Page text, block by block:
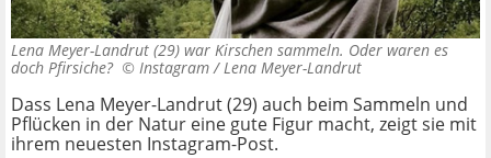
Lena Meyer-Landrut (29) war Kirschen sammeln. Oder waren es
doch Pfirsiche? © Instagram / Lena Meyer-Landrut
Dass Lena Meyer-Landrut (29) auch beim Sammeln und
Pflücken in der Natur eine gute Figur macht, zeigt sie mit
ihrem neuesten Instagram-Post.